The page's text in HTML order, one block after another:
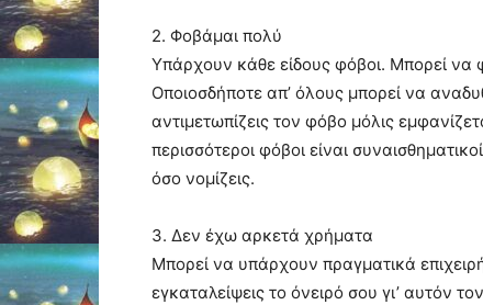
2. Φοβάμαι πολύ
Υπάρχουν κάθε είδους φόβοι. Μπορεί να
Οποιοσδήποτε απ’ όλους μπορεί να
αντιμετωπίζεις τον φόβο μόλις
περισσότεροι φόβοι είναι
όσο νομίζεις.
3. Δεν έχω αρκετά χρήματα
Μπορεί να υπάρχουν πραγματικά
εγκαταλείψεις το όνειρό σου γι’ αυτόν